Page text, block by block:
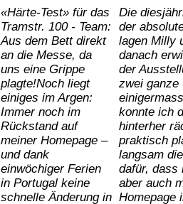
«Härte-Test» für das
Tramstr. 100 - Team:
Aus dem Bett direkt
an die Messe, da
uns eine Grippe
plagte!Noch liegt
einiges im Argen:
Immer noch im
Rückstand auf
meiner Homepage –
und dank
einwöchiger Ferien
in Portugal keine
schnelle Änderung in
Die
der
lagen Milly
danach
der
zwei ganze
konnte ich
hinterher
praktisch
langsam
dafür, dass
aber auch
Homepage